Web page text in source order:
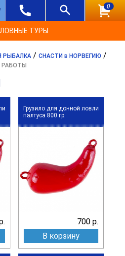
0
ТУРЫ
РЫБАЛКА / СНАСТИ в НОРВЕГИЮ /
РАБОТЫ
Грузило для донной ловли
палтуса 800 гр.
700 р.
В корзину